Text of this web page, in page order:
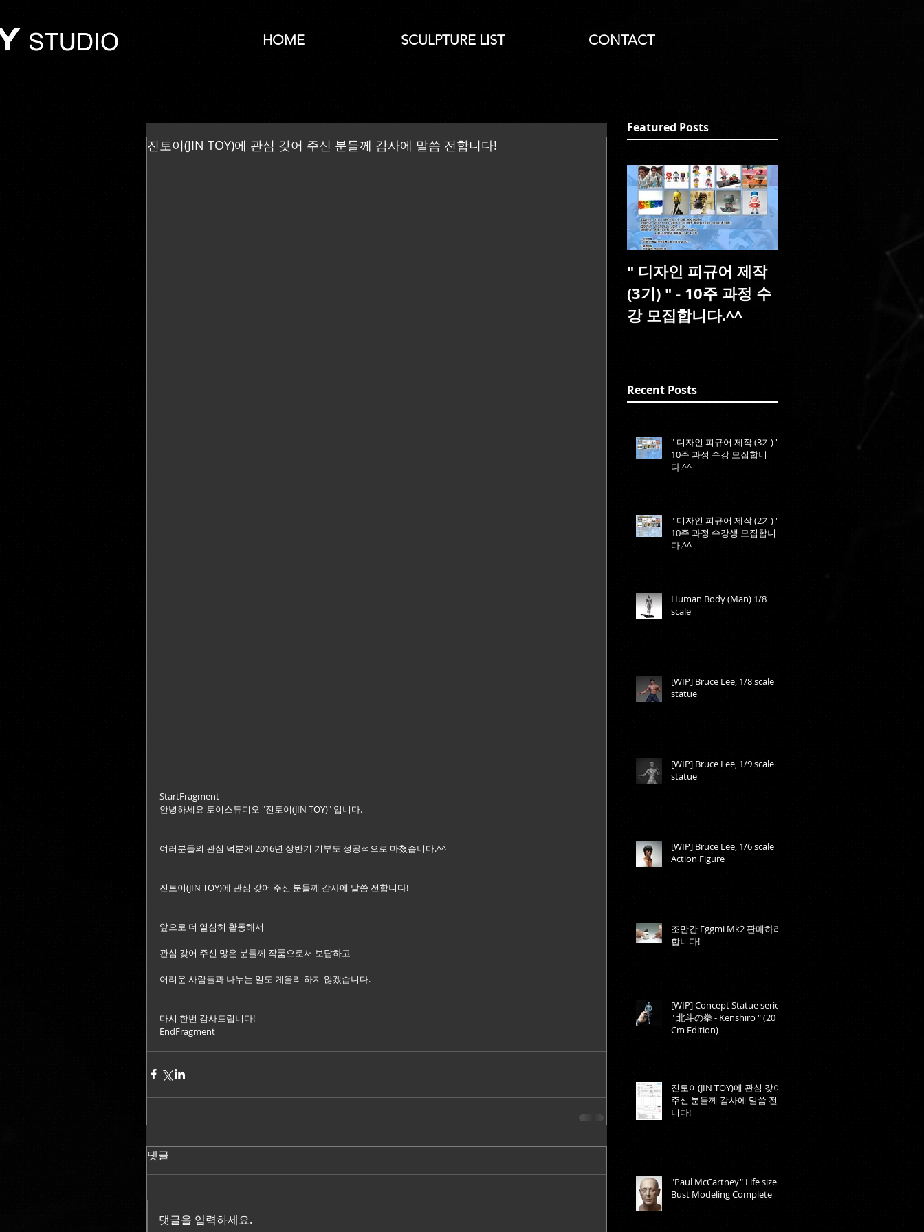
HOME SCULPTURE LIST CONTACT
진토이(JIN TOY)에 관심 갖어 주신 분들께 감사에 말씀 전합니다!
StartFragment
안녕하세요 토이스튜디오 "진토이(JIN TOY)" 입니다.
여러분들의 관심 덕분에 2016년 상반기 기부도 성공적으로 마쳤습니다.^^
진토이(JIN TOY)에 관심 갖어 주신 분들께 감사에 말씀 전합니다!
앞으로 더 열심히 활동해서
관심 갖어 주신 많은 분들께 작품으로서 보답하고
어려운 사람들과 나누는 일도 게을리 하지 않겠습니다.
다시 한번 감사드립니다!
EndFragment
댓글
댓글을 입력하세요.
Featured Posts
" 디자인 피규어 제작
(3기) " - 10주 과정 수
강 모집합니다.^^
Recent Posts
" 디자인 피규어 제작 (3기) " -
10주 과정 수강 모집합니
다.^^
" 디자인 피규어 제작 (2기) " -
10주 과정 수강생 모집합니
다.^^
Human Body (Man) 1/8
scale
[WIP] Bruce Lee, 1/8 scale
statue
[WIP] Bruce Lee, 1/9 scale
statue
[WIP] Bruce Lee, 1/6 scale
Action Figure
조만간 Eggmi Mk2 판매하려
합니다!
[WIP] Concept Statue series,
" 北斗の拳 - Kenshiro " (20
Cm Edition)
진토이(JIN TOY)에 관심 갖어
주신 분들께 감사에 말씀 전합
니다!
"Paul McCartney" Life size
Bust Modeling Complete